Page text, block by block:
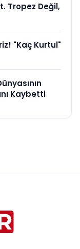
Tropez Değil,
"Kaç Kurtul"
Kaybetti